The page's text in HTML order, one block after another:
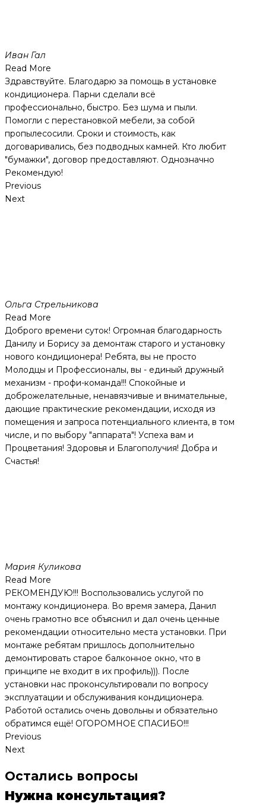
Иван Гал
Read More
Здравствуйте. Благодарю за помощь в установке
кондиционера. Парни сделали всё
профессионально, быстро. Без шума и пыли.
Помогли с перестановкой мебели, за собой
пропылесосили. Сроки и стоимость, как
договаривались, без подводных камней. Кто любит
"бумажки", договор предоставляют. Однозначно
Рекомендую!
Previous
Next
Ольга Стрельникова
Read More
Доброго времени суток! Огромная благодарность
Данилу и Борису за демонтаж старого и установку
нового кондиционера! Ребята, вы не просто
Молодцы и Профессионалы, вы - единый дружный
механизм - профи-команда!!! Спокойные и
доброжелательные, ненавязчивые и внимательные,
дающие практические рекомендации, исходя из
помещения и запроса потенциального клиента, в том
числе, и по выбору "аппарата"! Успеха вам и
Процветания! Здоровья и Благополучия! Добра и
Счастья!
Мария Куликова
Read More
РЕКОМЕНДУЮ!!! Воспользовались услугой по
монтажу кондиционера. Во время замера, Данил
очень грамотно все объяснил и дал очень ценные
рекомендации относительно места установки. При
монтаже ребятам пришлось дополнительно
демонтировать старое балконное окно, что в
принципе не входит в их профиль))). После
установки нас проконсультировали по вопросу
эксплуатации и обслуживания кондиционера.
Работой остались очень довольны и обязательно
обратимся ещё! ОГОРОМНОЕ СПАСИБО!!!
Previous
Next
Остались вопросы
Нужна консультация?